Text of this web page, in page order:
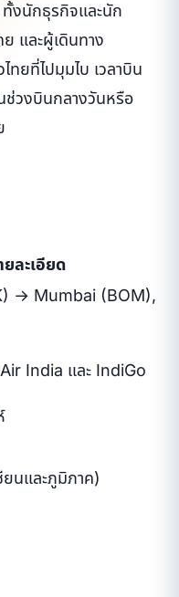
ทั้งนักธุรกิจและนัก
ย และผู้เดินทาง
ทยที่ไปมุมไบ เวลาบิน
ช่วงบินกลางวันหรือ
ยละเอียด
→ Mumbai (BOM),
India และ IndiGo
ยนและภูมิภาค)